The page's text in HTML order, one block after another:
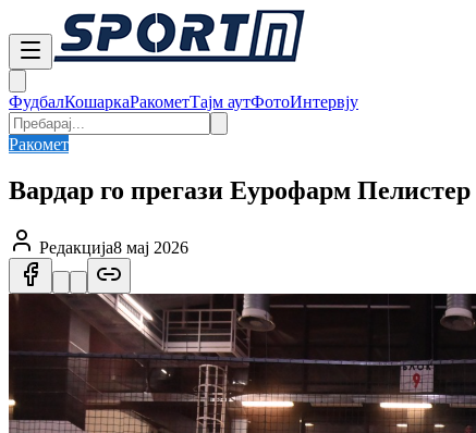
ФудбалКошаркаРакометТајм аутФотоИнтервју
Ракомет
Вардар го прегази Еурофарм
Редакција8 мај 2026